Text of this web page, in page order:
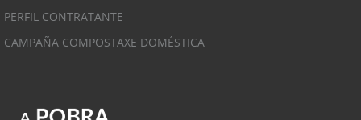
PERFIL CONTRATANTE
CAMPAÑA COMPOSTAXE DOMÉSTICA